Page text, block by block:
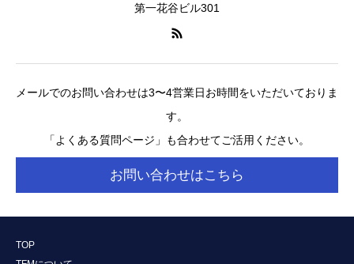
第一花谷ビル301
メールでのお問い合わせは3〜4営業日お時間をいただいておりま
す。
「よくある質問ページ」も合わせてご活用ください。
お問い合わせはこちら
TOP